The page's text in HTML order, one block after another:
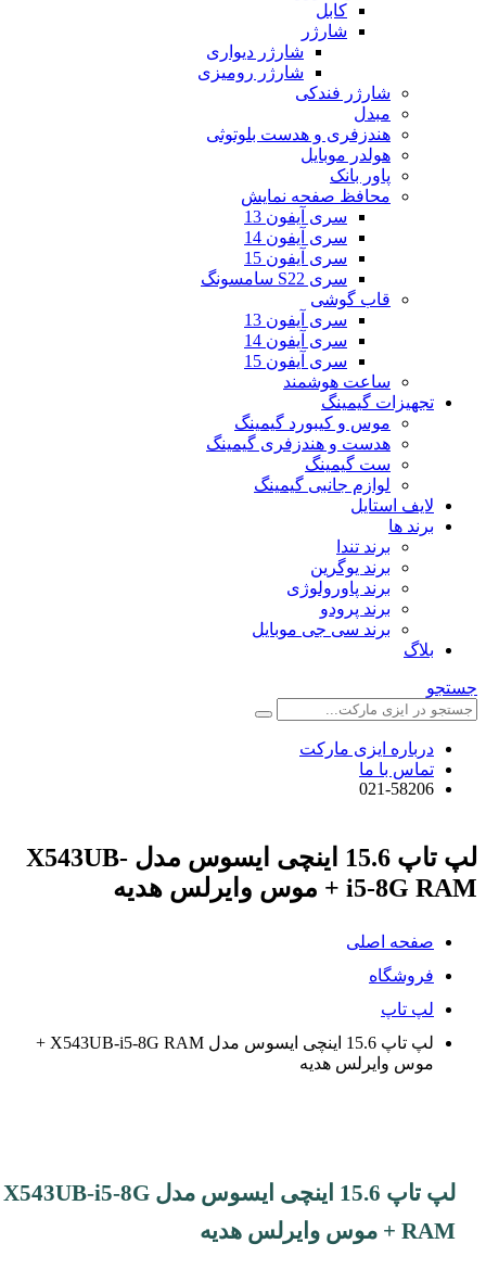
کابل
شارژر
شارژر دیواری
شارژر رومیزی
شارژر فندکی
مبدل
هندزفری و هدست بلوتوثی
هولدر موبایل
پاور بانک
محافظ صفحه نمایش
سری آیفون 13
سری آیفون 14
سری آیفون 15
سری S22 سامسونگ
قاب گوشی
سری آیفون 13
سری آیفون 14
سری آیفون 15
ساعت هوشمند
تجهیزات گیمینگ
موس و کیبورد گیمینگ
هدست و هندزفری گیمینگ
ست گیمینگ
لوازم جانبی گیمینگ
لایف استایل
برند ها
برند تندا
برند یوگرین
برند پاورولوژی
برند پرودو
برند سی جی موبایل
بلاگ
جستجو
درباره ایزی مارکت
تماس با ما
021-58206
لپ تاپ 15.6 اینچی ایسوس مدل X543UB-
i5-8G RAM + موس وایرلس هدیه
صفحه اصلی
فروشگاه
لپ تاپ
لپ تاپ 15.6 اینچی ایسوس مدل X543UB-i5-8G RAM +
موس وایرلس هدیه
لپ تاپ 15.6 اینچی ایسوس مدل X543UB-i5-8G
RAM + موس وایرلس هدیه